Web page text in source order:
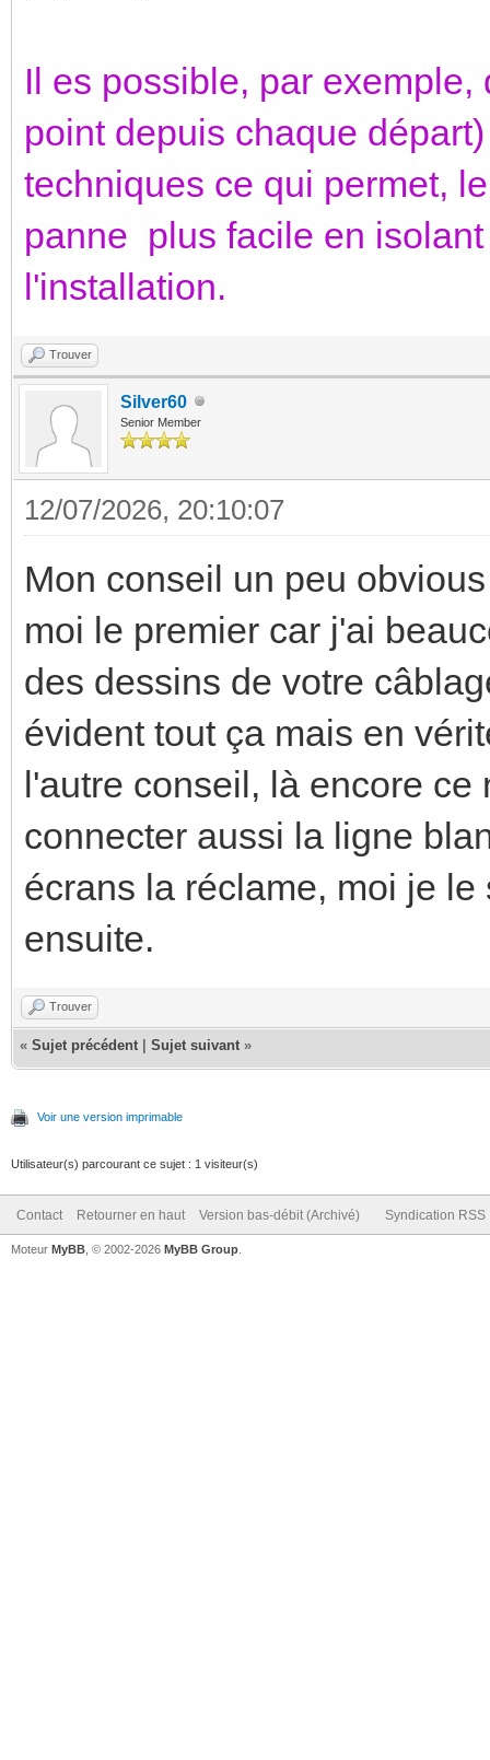
Il es possible, par
point depuis chaque
techniques ce qui permet,
panne plus facile en
l'installation.
Trouver
Silver60
Senior Member
12/07/2026, 20:10:07
Mon conseil un peu
moi le premier car j'ai
des dessins de votre
évident tout ça mais en
l'autre conseil, là encore
connecter aussi la ligne
écrans la réclame, moi je
ensuite.
Trouver
« Sujet précédent Sujet suivant »
Voir une version imprimable
Utilisateur(s) parcourant ce sujet : 1 visiteur(s)
Contact Retourner en haut Version bas-débit (Archivé) Syndication RSS
Moteur MyBB , © 2002-2026 MyBB Group